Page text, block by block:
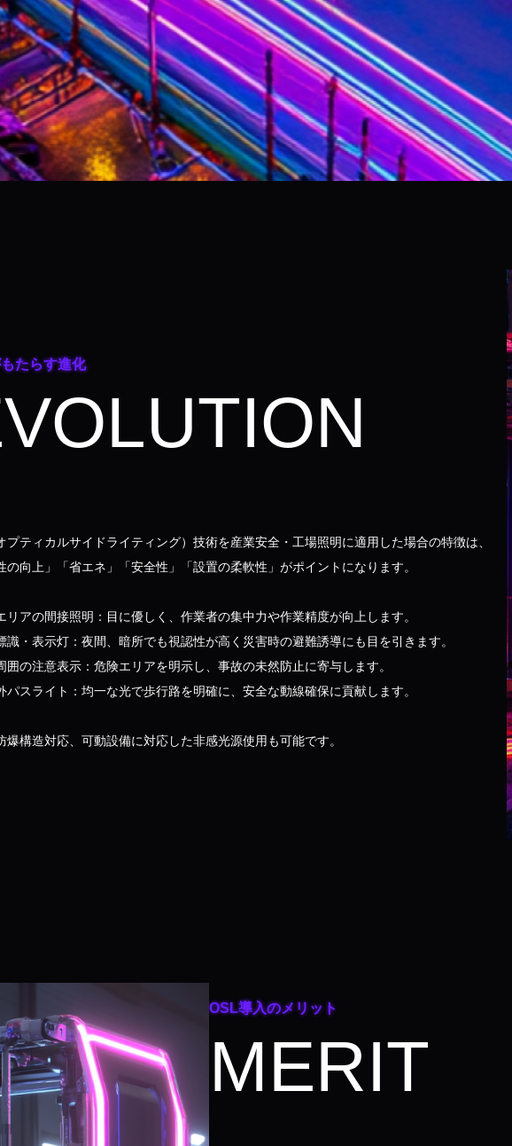
たらす進化
プティカルサイドライティング）技術を産業安全・工場照明に適用した場合の特徴は、
の向上」「省エネ」「安全性」「設置の柔軟性」がポイントになります。
リアの間接照明：目に優しく、作業者の集中力や作業精度が向上します。
識・表示灯：夜間、暗所でも視認性が高く災害時の避難誘導にも目を引きます。
囲の注意表示：危険エリアを明示し、事故の未然防止に寄与します。
パスライト：均一な光で歩行路を明確に、安全な動線確保に貢献します。
爆構造対応、可動設備に対応した非感光源使用も可能です。
OSL導入のメリット
MERIT